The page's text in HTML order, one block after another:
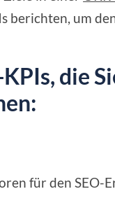
berichten, um
die
für den